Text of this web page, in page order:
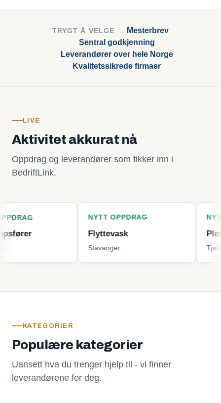
TRYGT Å VELGE
Mesterbrev
Sentral godkjenning
Leverandører over hele Norge
Kvalitetssikrede firmaer
LIVE
Aktivitet akkurat nå
Oppdrag og leverandører som tikker inn i
BedriftLink.
NYTT OPPDRAG
Flyttevask
NYTT
KATEGORIER
Populære kategorier
Uansett hva du trenger hjelp til - vi finner
leverandørene for deg.